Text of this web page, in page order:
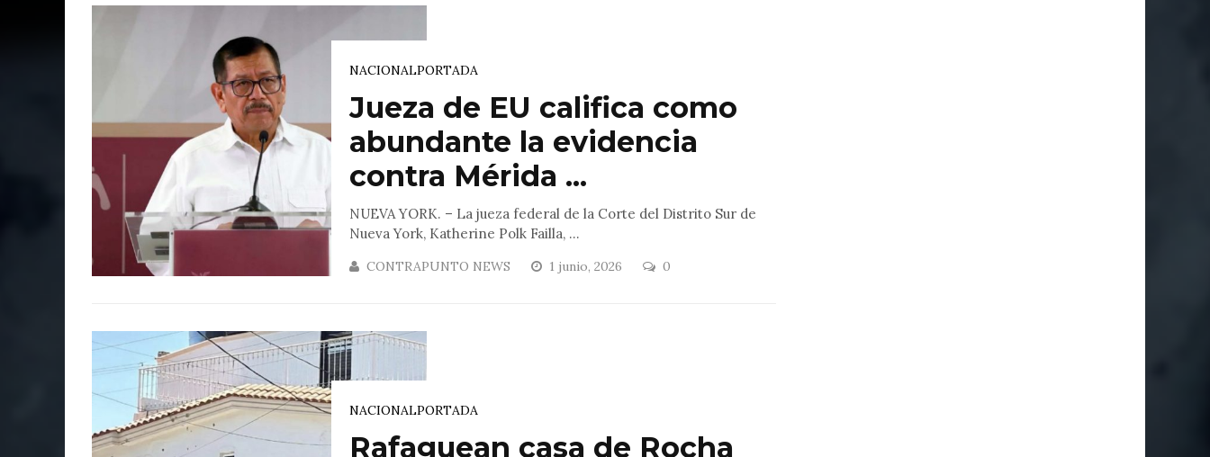
NACIONALPORTADA
Jueza de EU califica como
abundante la evidencia
contra Mérida ...
NUEVA YORK. – La jueza federal de la Corte del Distrito Sur de
Nueva York, Katherine Polk Failla, ...
CONTRAPUNTO NEWS 1 junio, 2026 0
NACIONALPORTADA
Rafaguean casa de Rocha